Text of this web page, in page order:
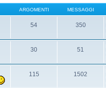
ARGOMENTI MESSAGGI
54 350
30 51
115 1502